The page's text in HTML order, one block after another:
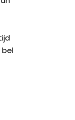
bel